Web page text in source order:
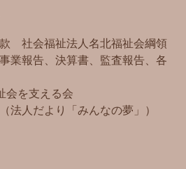
社会福祉法人名北福祉会綱領
業報告、決算書、監査報告、各
会を支える会
法人だより「みんなの夢」）